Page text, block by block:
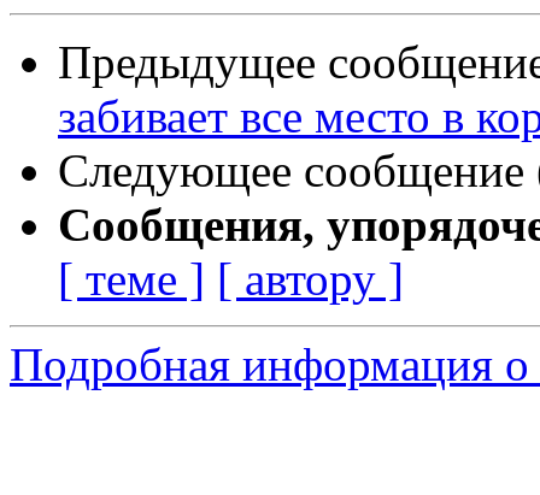
Предыдущее
забивает все место в
Следующее сообщение
Сообщения,
[ теме ] [ автору ]
Подробная информация